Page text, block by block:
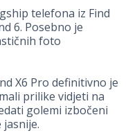
telefona iz Find
6. Posebno je
foto
X6 Pro definitivno je
prilike vidjeti na
golemi izbočeni